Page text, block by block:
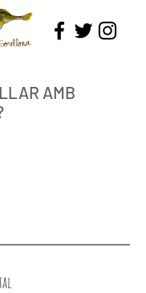
AMB